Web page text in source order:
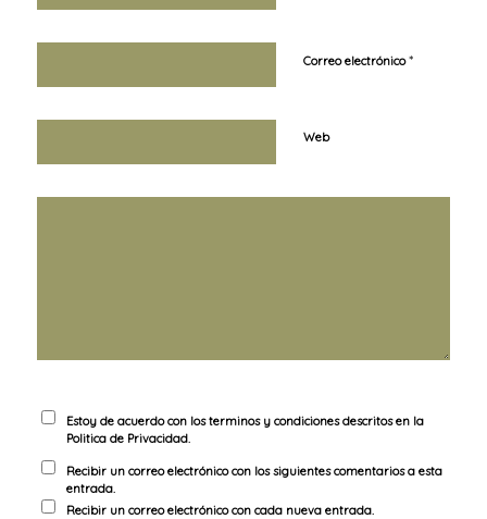
Correo electrónico*
Web
Estoy de acuerdo con los terminos y condiciones descritos en la
Politica de Privacidad
Recibir un correo electrónico con los siguientes comentarios a esta
entrada.
Recibir un correo electrónico con cada nueva entrada.